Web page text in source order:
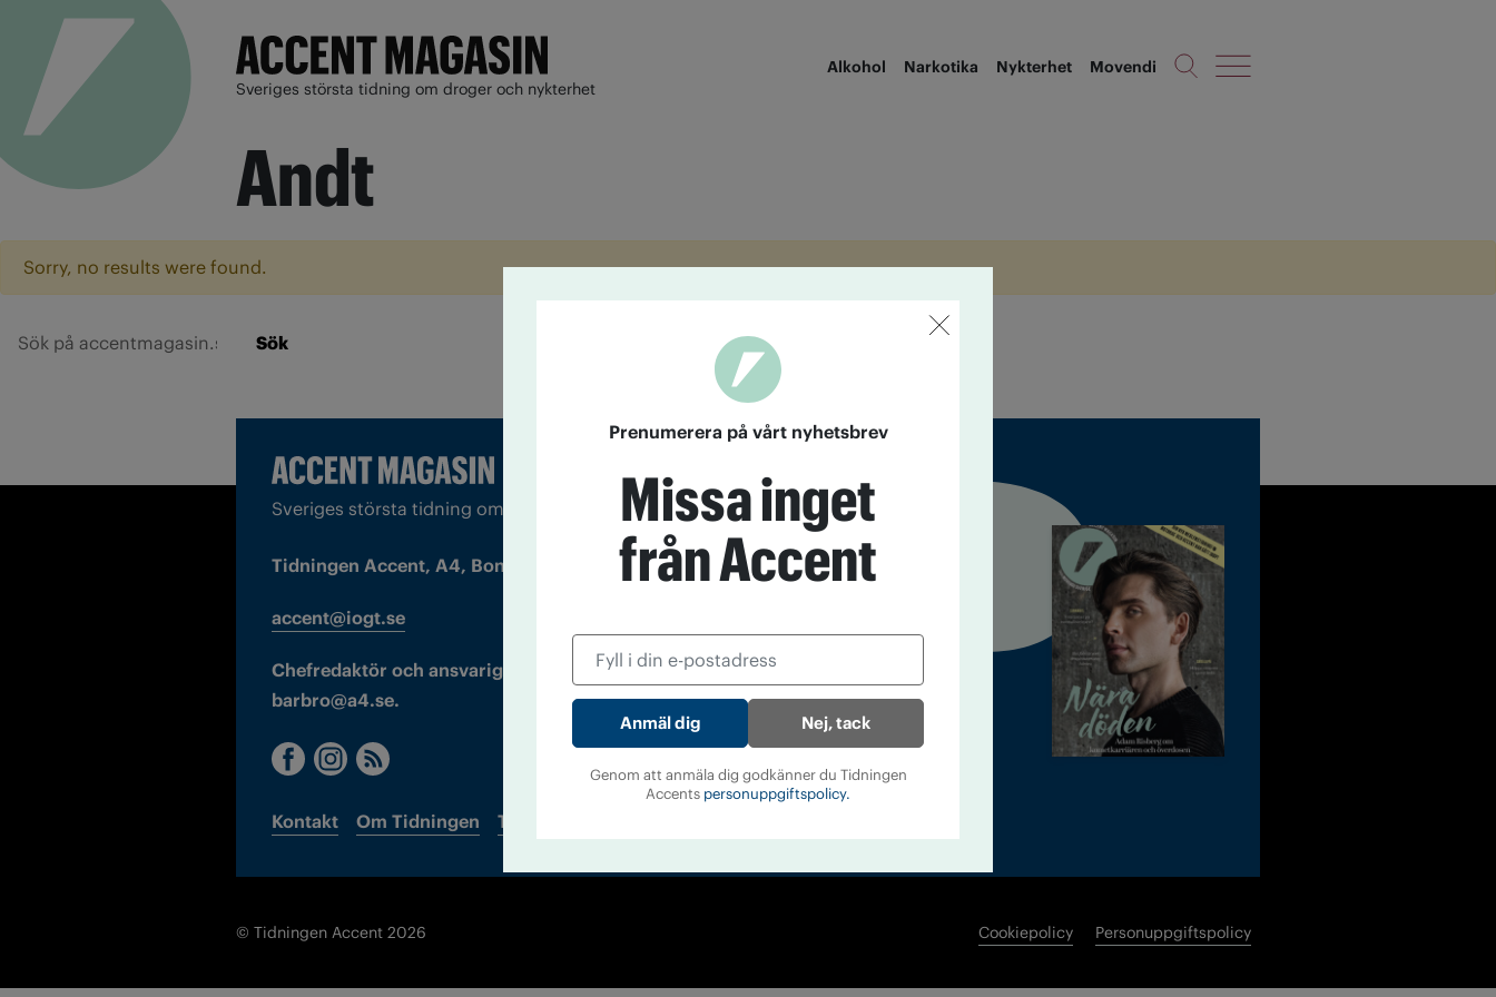
Sveriges största tidning om droger och nykterhet
Alkohol Narkotika Nykterhet Movendi
Andt
Sorry, no results were found.
Sök
Sveriges största tidning om droger och nykterhet
Tidningen Accent, A4, Bondegatan 21, 116 33 Stockholm
accent@iogt.se
Chefredaktör och ansvarig utgivare: Barbro Janson Lundkvist,
barbro@a4.se.
Kontakt Om Tidningen Tidningsarkiv
© Tidningen Accent 2026 Cookiepolicy Personuppgiftspolicy
Prenumerera på vårt nyhetsbrev
Missa inget
från Accent
Nej, tack
Genom att anmäla dig godkänner du Tidningen
Accents personuppgiftspolicy.